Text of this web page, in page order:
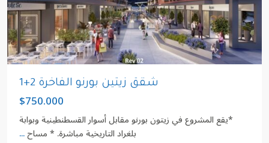
شقق زيتين بورنو الفاخرة 2+1
$750.000
*يقع المشروع في زيتون بورنو مقابل أسوار القسطنطينية وبوابة
بلغراد التاريخية مباشرة. * مساح...